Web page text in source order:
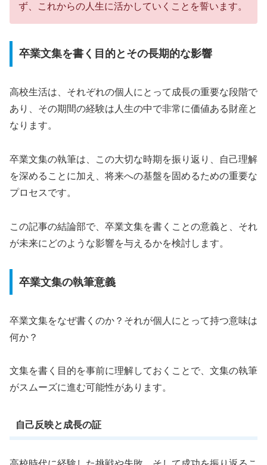
ず、これからの人生に活かしていくことを誓います。
卒業文集を書く目的とその長期的な影響
高校生活は、それぞれの個人にとって成長の重要な段階で
あり、その期間の経験は人生の中で非常に価値ある財産と
なります。
卒業文集の執筆は、この大切な時期を振り返り、自己理解
を深めることに加え、将来への基盤を固めるための重要な
プロセスです。
この記事の結論部で、卒業文集を書くことの意義と、それ
が未来にどのような影響を与えるかを検討します。
卒業文集の執筆意義
卒業文集をなぜ書くのか？それが個人にとって持つ意味は
何か？
文集を書く目的を事前に理解しておくことで、文集の執筆
がスムーズに進む可能性があります。
自己反映と成長の証